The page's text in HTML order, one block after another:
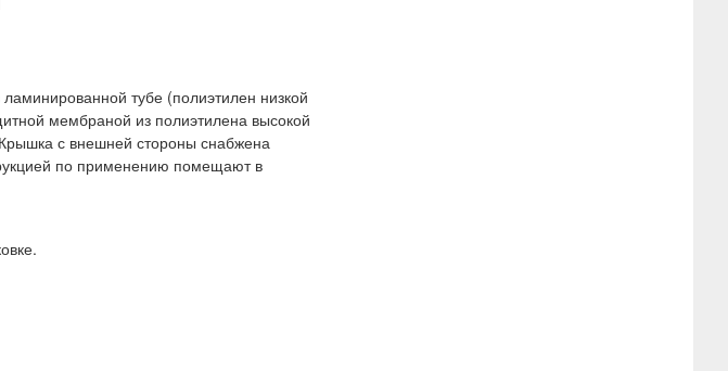
тубе (полиэтилен низкой
мембраной из полиэтилена высокой
с внешней стороны снабжена
по применению помещают в